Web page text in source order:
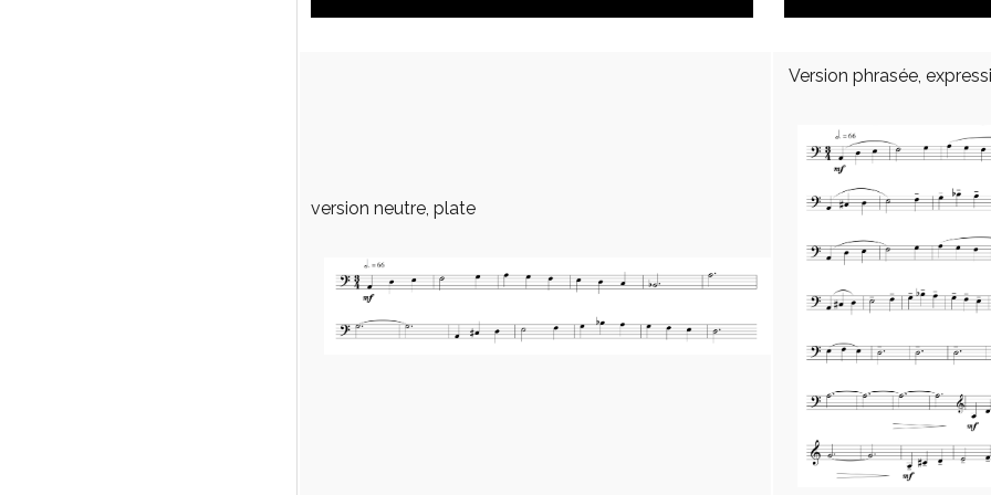
version neutre, plate
Version phrasée,